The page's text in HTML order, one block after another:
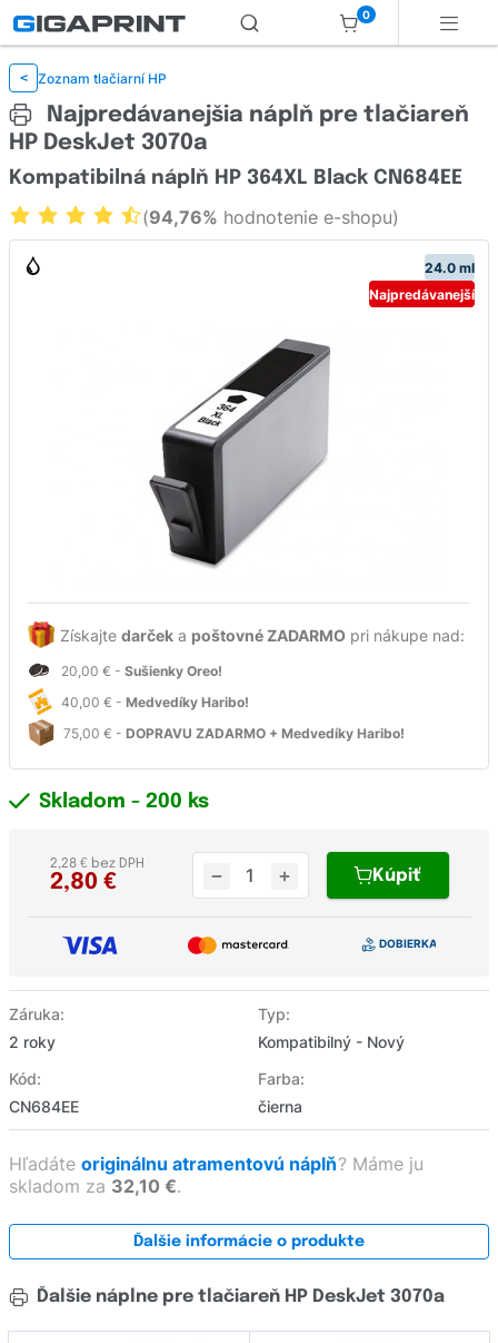
0
< Zoznam tlačiarní HP
Najpredávanejšia náplň pre tlačiareň
HP DeskJet 3070a
24.0 ml
Najpredávanejší
Získajte darček a poštovné ZADARMO pri nákupe nad:
20,00 € - Sušienky Oreo!
40,00 € - Medvedíky Haribo!
75,00 € - DOPRAVU ZADARMO + Medvedíky Haribo!
Kompatibilná náplň HP 364XL Black CN684EE
(94,76% hodnotenie e-shopu)
Záruka:
2 roky
Typ:
Kompatibilný - Nový
Kód:
CN684EE
Farba:
čierna
Skladom - 200 ks
2,80 €
2,28 € bez DPH
Kúpiť
Hľadáte originálnu atramentovú náplň? Máme ju
skladom za 32,10 €.
Ďalšie informácie o produkte
Ďalšie náplne pre tlačiareň HP DeskJet 3070a